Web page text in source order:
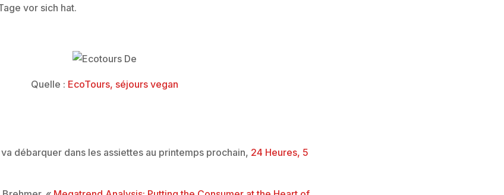
vor sich hat.
Quelle : EcoTours, séjours vegan
débarquer dans les assiettes au printemps prochain, 24 Heures, 5